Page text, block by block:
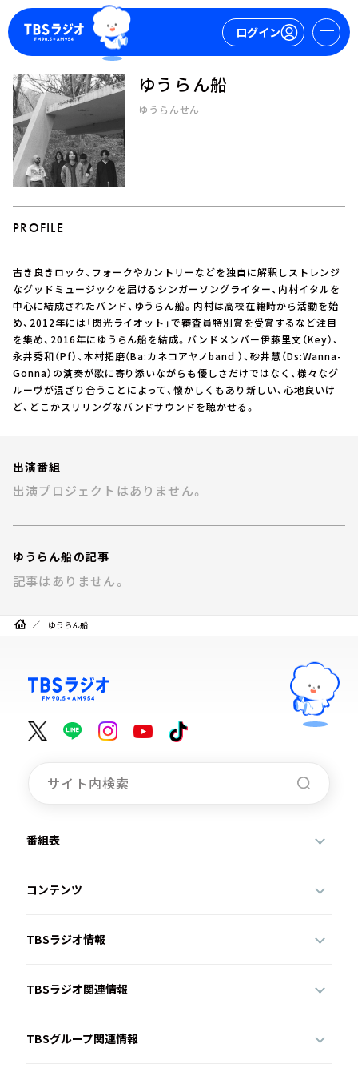
ログイン
マイページ
ログイン
今日の番組表
週間番組表
トピックス
TBS Podcast
お知らせ
イベント・グッズ
YouTube
ゆうらん船
ゆうらんせん
PROFILE
古き良きロック、フォークやカントリーなどを独自に解釈しストレンジ
なグッドミュージックを届けるシンガーソングライター、内村イタルを
中心に結成されたバンド、ゆうらん船。内村は高校在籍時から活動を始
め、2012年には「閃光ライオット」で審査員特別賞を受賞するなど注目
を集め、2016年にゆうらん船を結成。バンドメンバー伊藤里文（Key）、
永井秀和（Pf）、本村拓磨（Ba:カネコアヤノband ）、砂井慧（Ds:Wanna-
Gonna）の演奏が歌に寄り添いながらも優しさだけではなく、様々なグ
ルーヴが混ざり合うことによって、懐かしくもあり新しい、心地良いけ
ど、どこかスリリングなバンドサウンドを聴かせる。
出演番組
出演プロジェクトはありません。
ゆうらん船の記事
記事はありません。
ゆうらん船
番組表
コンテンツ
TBSラジオ情報
TBSラジオ関連情報
TBSグループ関連情報